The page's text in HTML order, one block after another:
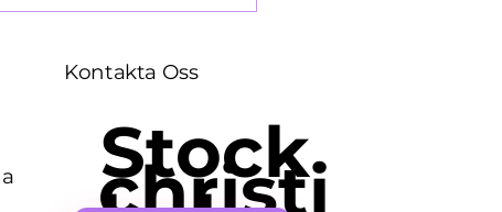
Kontakta Oss
Stock
christi